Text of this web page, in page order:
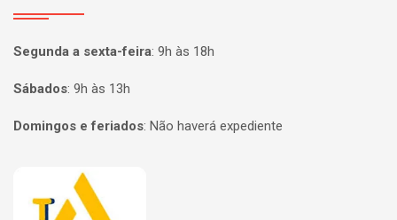
Segunda a sexta-feira: 9h às 18h
Sábados: 9h às 13h
Domingos e feriados: Não haverá expediente
Página inicial